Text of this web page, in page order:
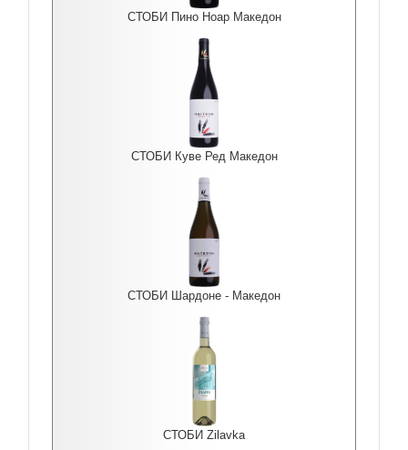
СТОБИ Пино Ноар Македон
СТОБИ Куве Ред Македон
СТОБИ Шардоне - Македон
СТОБИ Zilavka